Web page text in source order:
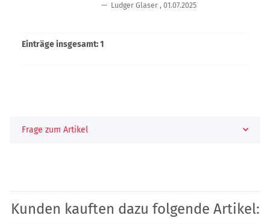
Ludger Glaser , 01.07.2025
Einträge insgesamt: 1
Frage zum Artikel
Kunden kauften dazu folgende Artikel: